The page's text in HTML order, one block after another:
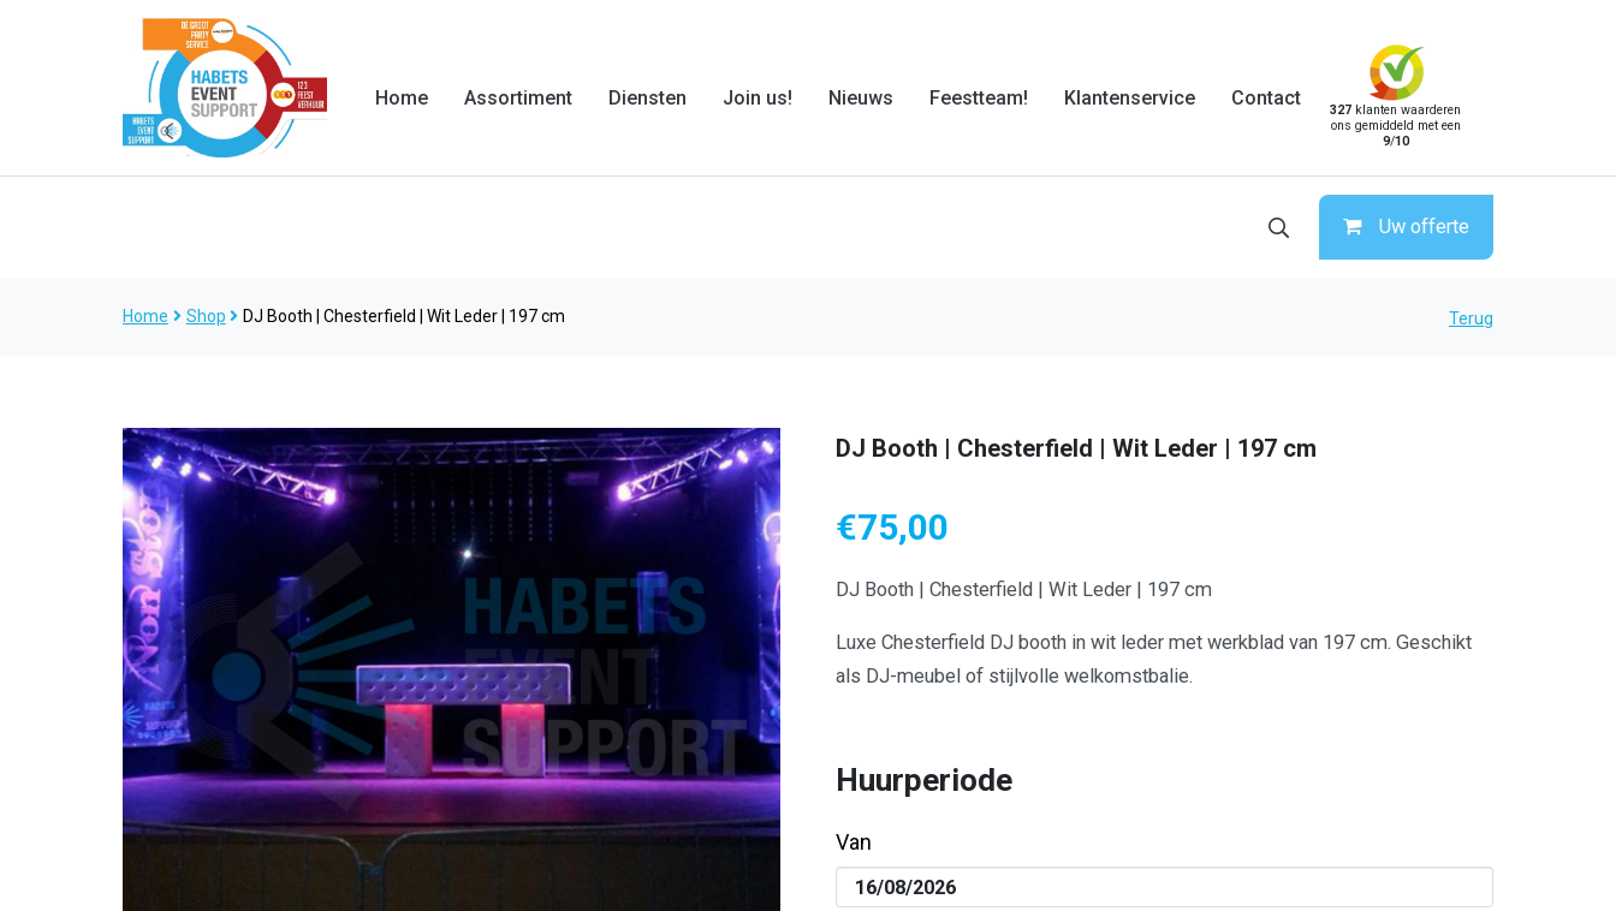
Home Assortiment Diensten Join us! Nieuws Feestteam! Klantenservice Contact
327 klanten waarderen
ons gemiddeld met een
9/10
Uw offerte
Home Shop DJ Booth | Chesterfield | Wit Leder | 197 cm Terug
DJ Booth | Chesterfield | Wit Leder | 197 cm
€75,00
DJ Booth | Chesterfield | Wit Leder | 197 cm
Luxe Chesterfield DJ booth in wit leder met werkblad van 197 cm. Geschikt
als DJ-meubel of stijlvolle welkomstbalie.
Huurperiode
Van